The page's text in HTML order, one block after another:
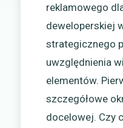
reklamowego
deweloperskiej
strategicznego
uwzględnienia
elementów.
szczegółowe
docelowej. Czy